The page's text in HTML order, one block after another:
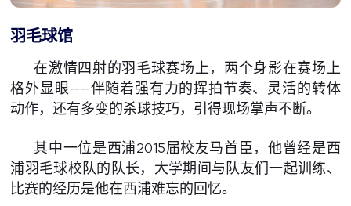
羽毛球馆
在激情四射的羽毛球赛场上，两个身影在赛场上
格外显眼——伴随着强有力的挥拍节奏、灵活的转体
动作，还有多变的杀球技巧，引得现场掌声不断。
其中一位是西浦2015届校友马首臣，他曾经是西
浦羽毛球校队的队长，大学期间与队友们一起训练、
比赛的经历是他在西浦难忘的回忆。